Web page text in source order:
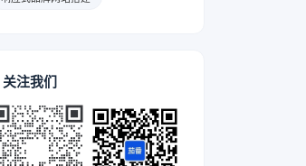
关注我们